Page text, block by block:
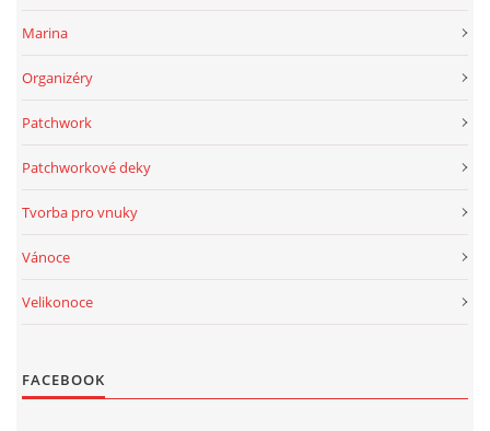
Marina
Organizéry
Patchwork
Patchworkové deky
Tvorba pro vnuky
Vánoce
Velikonoce
FACEBOOK